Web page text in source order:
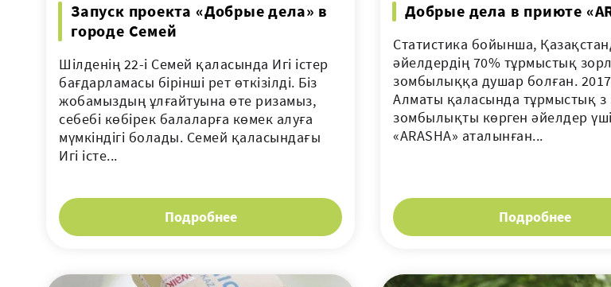
Запуск проекта «Добрые дела» в
городе Семей
Шілденің 22-і Семей қаласында Игі істер
бағдарламасы бірінші рет өткізілді. Біз
жобамыздың ұлғайтуына өте ризамыз,
себебі көбірек балаларға көмек алуға
мүмкіндігі болады. Семей қаласындағы
Игі істе...
Подробнее
Добрые дела в приюте
Статистика бойынша,
әйелдердің 70% тұрмыстық
зомбылыққа душар болған.
Алматы қаласында тұрмыстық
зомбылықты көрген әйелдер
«ARASHA» аталынған...
Подробнее